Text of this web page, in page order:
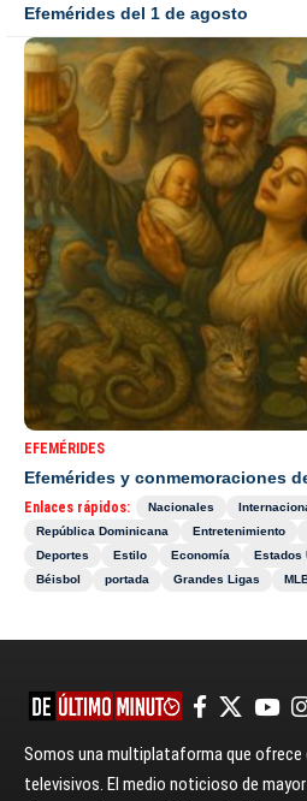
Efemérides del 1 de agosto
EFEMÉRIDES
Efemérides y conmemoraciones
Enlaces rápidos: Nacionales
República Dominicana
Entretenimiento
Deportes
Estilo Economía Estados
Béisbol
portada Grandes Ligas
Somos una multiplataforma que
televisivos. El medio noticioso de